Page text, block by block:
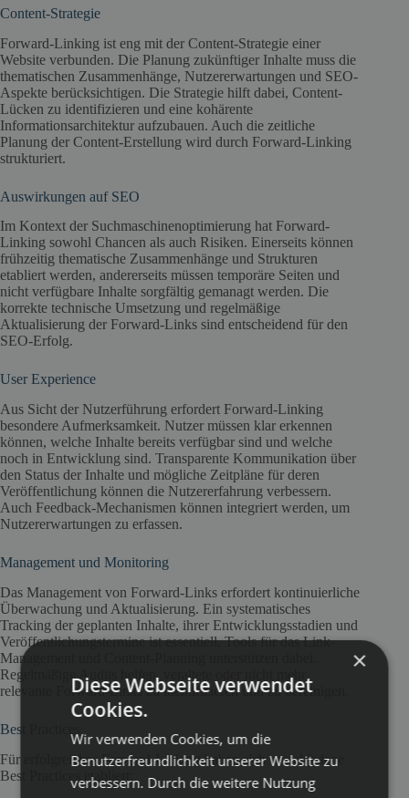
Content-Strategie
Forward-Linking ist eng mit der Content-Strategie einer
Website verbunden. Die Planung zukünftiger Inhalte muss die
thematischen Zusammenhänge, Nutzererwartungen und SEO-
Aspekte berücksichtigen. Die Strategie hilft dabei, Content-
Lücken zu identifizieren und eine kohärente
Informationsarchitektur aufzubauen. Auch die zeitliche
Planung der Content-Erstellung wird durch Forward-Linking
strukturiert.
Auswirkungen auf SEO
Im Kontext der Suchmaschinenoptimierung hat Forward-
Linking sowohl Chancen als auch Risiken. Einerseits können
frühzeitig thematische Zusammenhänge und Strukturen
etabliert werden, andererseits müssen temporäre Seiten und
nicht verfügbare Inhalte sorgfältig gemanagt werden. Die
korrekte technische Umsetzung und regelmäßige
Aktualisierung der Forward-Links sind entscheidend für den
SEO-Erfolg.
User Experience
Aus Sicht der Nutzerführung erfordert Forward-Linking
besondere Aufmerksamkeit. Nutzer müssen klar erkennen
können, welche Inhalte bereits verfügbar sind und welche
noch in Entwicklung sind. Transparente Kommunikation über
den Status der Inhalte und mögliche Zeitpläne für deren
Veröffentlichung können die Nutzererfahrung verbessern.
Auch Feedback-Mechanismen können integriert werden, um
Nutzererwartungen zu erfassen.
Management und Monitoring
Das Management von Forward-Links erfordert kontinuierliche
Überwachung und Aktualisierung. Ein systematisches
Tracking der geplanten Inhalte, ihrer Entwicklungsstadien und
Veröffentlichungstermine ist essentiell. Tools für das Link-
Management und Content-Planning unterstützen dabei.
Regelmäßige Audits helfen, veraltete oder nicht mehr
relevante Forward-Links zu identifizieren und zu bereinigen.
Best Practices
Für erfolgreiches Forward-Linking haben sich verschiedene
Best Practices etabliert:
×
Diese Webseite verwendet
Cookies.
Wir verwenden Cookies, um die
Benutzerfreundlichkeit unserer Website zu
verbessern. Durch die weitere Nutzung